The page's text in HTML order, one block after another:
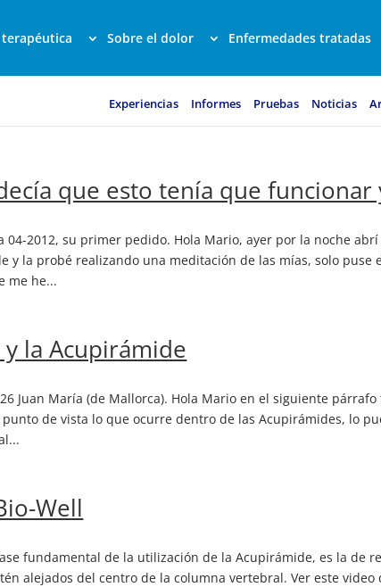
Sobre el dolor Enfermedades tratadas
Experiencias Informes Pruebas Noticias
que esto tenía que funcionar
04-2012, su primer pedido. Hola Mario, ayer por la noche
y la probé realizando una meditación de las mías, solo puse
me he...
la Acupirámide
Juan María (de Mallorca). Hola Mario en el siguiente
de vista lo que ocurre dentro de las Acupirámides, lo
Well
fundamental de la utilización de la Acupirámide, es la de
alejados del centro de la columna vertebral. Ver este video